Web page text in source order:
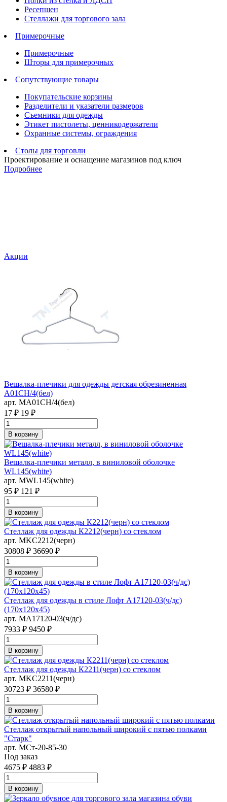
Ресепшен
Стеллажи для торгового зала
Примерочные
Примерочные
Шторы для примерочных
Сопутствующие товары
Покупательские корзины
Разделители и указатели размеров
Съемники для одежды
Этикет пистолеты, ценникодержатели
Охранные системы, ограждения
Столы для торговли
Проектирование и оснащение магазинов под ключ
Подробнее
Акции
Вешалка-плечики для одежды детская обрезиненная
A01CH/4(бел)
арт. MA01CH/4(бел)
17 ₽ 19 ₽
В корзину
Вешалка-плечики металл, в виниловой оболочке
WL145(white)
арт. MWL145(white)
95 ₽ 121 ₽
В корзину
Стеллаж для одежды К2212(черн) со стеклом
арт. MKC2212(черн)
30808 ₽ 36690 ₽
В корзину
Стеллаж для одежды в стиле Лофт A17120-03(ч/дс)
(170х120х45)
арт. MA17120-03(ч/дс)
7933 ₽ 9450 ₽
В корзину
Стеллаж для одежды К2211(черн) со стеклом
арт. MKC2211(черн)
30723 ₽ 36580 ₽
В корзину
Стеллаж открытый напольный широкий с пятью полками
"Старк"
арт. MСт-20-85-30
Под заказ
4675 ₽ 4883 ₽
В корзину